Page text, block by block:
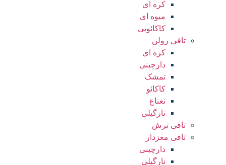
کره ای
میوه ای
کاکائویی
تافی رولن
کره ای
دارچینی
تمشک
کاکائو
نعناع
نارگیلی
تافی ترش
تافی مغزدار
دارچینی
نارگیلی